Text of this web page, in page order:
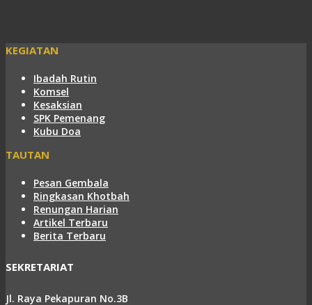
KEGIATAN
Ibadah Rutin
Komsel
Kesaksian
SPK Pemenang
Kubu Doa
TAUTAN
Pesan Gembala
Ringkasan Khotbah
Renungan Harian
Artikel Terbaru
Berita Terbaru
SEKRETARIAT
Jl. Raya Pekapuran No.3B